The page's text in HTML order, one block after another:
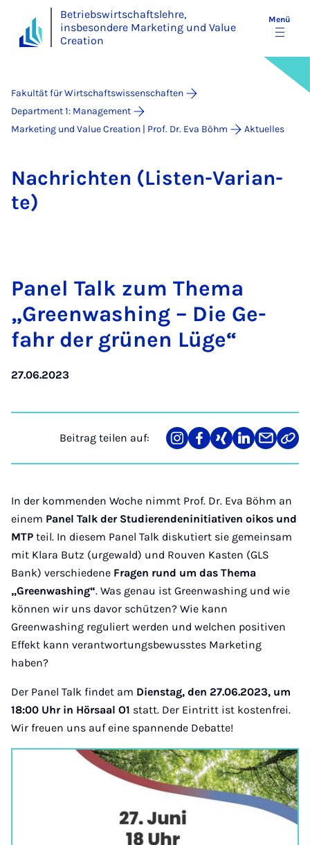
Betriebswirtschaftslehre,
insbesondere Marketing und Value
Creation
Menü
Fakultät für Wirtschaftswissenschaften
Department 1: Management
Marketing und Value Creation | Prof. Dr. Eva Böhm
Aktuelles
Nach­rich­ten (Lis­ten-Va­ri­a­n­
te)
Pa­nel Talk zum The­ma
„Green­wa­shing – Die Ge­
fahr der grü­nen Lü­ge“
27.06.2023
Beitrag teilen auf:
Teilen
auf
Teilen
auf
Teilen
auf
Teilen
auf
Teilen
über
Link
In der kommenden Woche nimmt Prof. Dr. Eva Böhm an
einem Panel Talk der Studierendeninitiativen oikos und
MTP teil. In diesem Panel Talk diskutiert sie gemeinsam
mit Klara Butz (urgewald) und Rouven Kasten (GLS
Bank) verschiedene Fragen rund um das Thema
„Greenwashing“. Was genau ist Greenwashing und wie
können wir uns davor schützen? Wie kann
Greenwashing reguliert werden und welchen positiven
Effekt kann verantwortungsbewusstes Marketing
haben?
Der Panel Talk findet am Dienstag, den 27.06.2023, um
18:00 Uhr in Hörsaal O1 statt. Der Eintritt ist kostenfrei.
Wir freuen uns auf eine spannende Debatte!